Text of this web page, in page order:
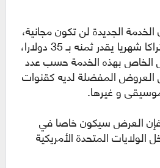
الجديدة لن تكون مجانية،
بحيث أنها ستتطلب اشتراكا شهريا يقدر ثمنه بـ 35 دولارا،
الخاص بهذه الخدمة حسب عدد
المفضلة لديه كقنوات
و غيرها.
العرض سيكون خاصا في
الولايات المتحدة الأمريكية